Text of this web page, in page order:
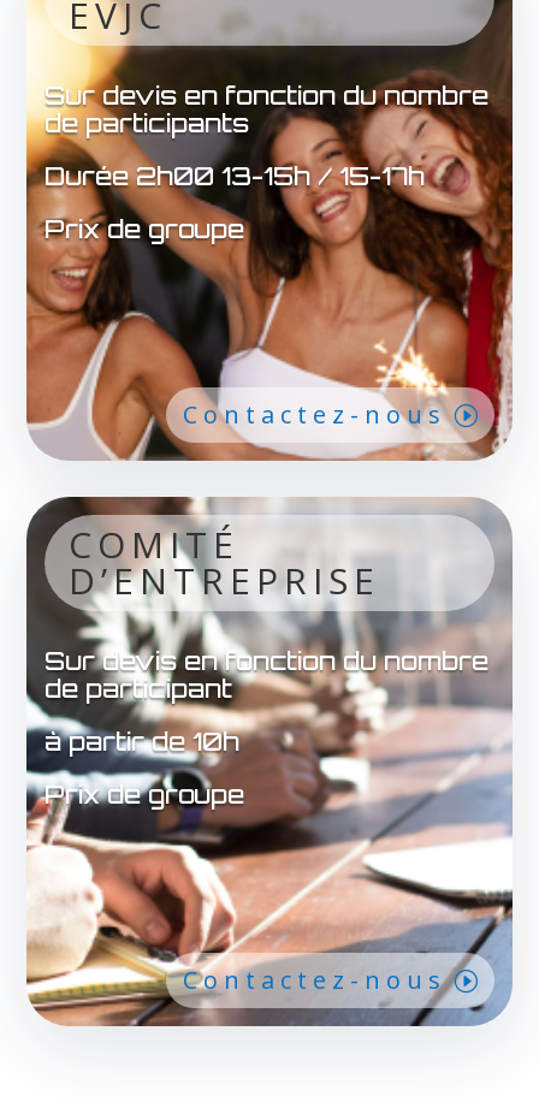
EVJC
Sur devis en fonction du nombre
de participants
Durée 2h00 13-15h / 15-17h
Prix de groupe
Contactez-nous
COMITÉ
D’ENTREPRISE
Sur devis en fonction du nombre
de participant
à partir de 10h
Prix de groupe
Contactez-nous